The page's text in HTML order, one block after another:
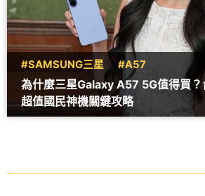
#SAMSUNG三星 #A57
為什麼三星Galaxy A57 5G值得買
超值國民神機關鍵攻略